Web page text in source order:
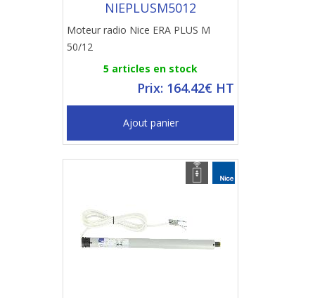
NIEPLUSM5012
Moteur radio Nice ERA PLUS M
50/12
5 articles en stock
Prix: 164.42€ HT
Ajout panier